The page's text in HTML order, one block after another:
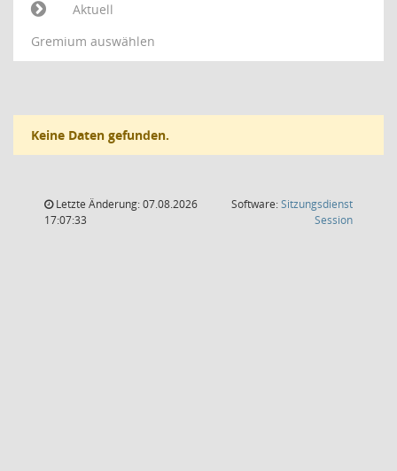
Aktuell
Gremium auswählen
Keine Daten gefunden.
Letzte Änderung: 07.08.2026
17:07:33
Software:Sitzungsdienst
Session(Wird in